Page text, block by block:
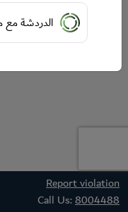
Report violation
Call Us:8004488
الدردشة مع